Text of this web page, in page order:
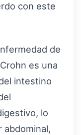
con este
de
es una
intestino
lo
abdominal,